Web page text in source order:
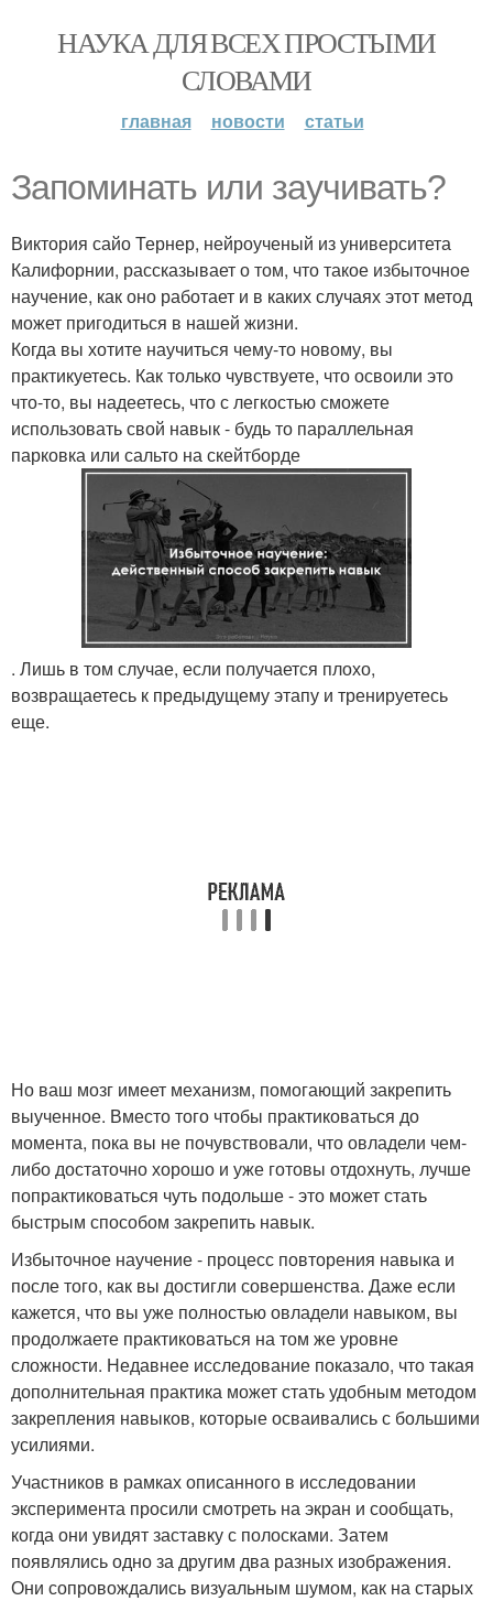
НАУКА ДЛЯ ВСЕХ ПРОСТЫМИ
СЛОВАМИ
главная новости статьи
Запоминать или заучивать?
Виктория сайо Тернер, нейроученый из университета
Калифорнии, рассказывает о том, что такое избыточное
научение, как оно работает и в каких случаях этот метод
может пригодиться в нашей жизни.
Когда вы хотите научиться чему-то новому, вы
практикуетесь. Как только чувствуете, что освоили это
что-то, вы надеетесь, что с легкостью сможете
использовать свой навык - будь то параллельная
парковка или сальто на скейтборде
. Лишь в том случае, если получается плохо,
возвращаетесь к предыдущему этапу и тренируетесь
еще.
Но ваш мозг имеет механизм, помогающий закрепить
выученное. Вместо того чтобы практиковаться до
момента, пока вы не почувствовали, что овладели чем-
либо достаточно хорошо и уже готовы отдохнуть, лучше
попрактиковаться чуть подольше - это может стать
быстрым способом закрепить навык.
Избыточное научение - процесс повторения навыка и
после того, как вы достигли совершенства. Даже если
кажется, что вы уже полностью овладели навыком, вы
продолжаете практиковаться на том же уровне
сложности. Недавнее исследование показало, что такая
дополнительная практика может стать удобным методом
закрепления навыков, которые осваивались с большими
усилиями.
Участников в рамках описанного в исследовании
эксперимента просили смотреть на экран и сообщать,
когда они увидят заставку с полосками. Затем
появлялись одно за другим два разных изображения.
Они сопровождались визуальным шумом, как на старых